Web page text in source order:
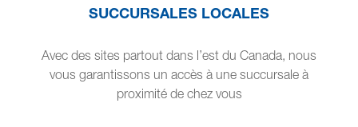
SUCCURSALES LOCALES
Avec des sites partout dans l’est du Canada, nous
vous garantissons un accès à une succursale à
proximité de chez vous